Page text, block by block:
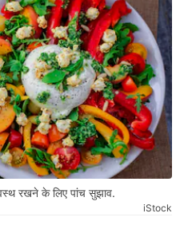
रखने के लिए पांच सुझाव.
iStock